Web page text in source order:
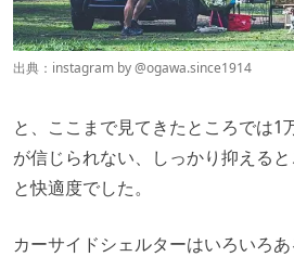
出典：instagram by @ogawa.since1914
と、ここまで見てきたところでは1
が信じられない、しっかり抑える
と快適度でした。
カーサイドシェルターはいろいろ